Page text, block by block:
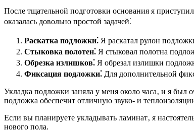
После тщательной подготовки основания я
оказалась довольно простой задачей⁚
Раскатка подложки⁚ Я раскатал рулон
Стыковка полотен⁚ Я стыковал полотна
Обрезка излишков⁚ Я обрезал излишки
Фиксация подложки⁚ Для дополнительной
Укладка подложки заняла у меня около часа‚ и я был
подложка обеспечит отличную звуко- и
Если вы планируете укладывать ламинат‚ я
нового пола.